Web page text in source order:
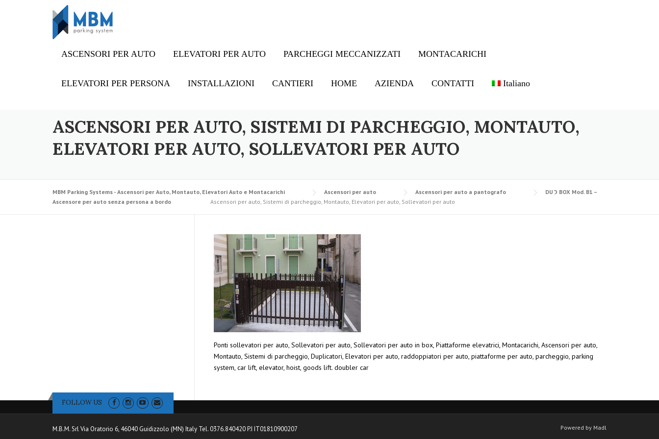
ASCENSORI PER AUTO ELEVATORI PER AUTO PARCHEGGI MECCANIZZATI MONTACARICHI
ELEVATORI PER PERSONA INSTALLAZIONI CANTIERI HOME AZIENDA CONTATTI Italiano
ASCENSORI PER AUTO, SISTEMI DI PARCHEGGIO, MONTAUTO,
ELEVATORI PER AUTO, SOLLEVATORI PER AUTO
MBM Parking Systems - Ascensori per Auto, Montauto, Elevatori Auto e Montacarichi Ascensori per auto Ascensori per auto a pantografo
DUO BOX Mod. B1 –
Ascensore per auto senza persona a bordo
Ascensori per auto, Sistemi di parcheggio, Montauto, Elevatori per auto, Sollevatori per auto
Ponti sollevatori per auto, Sollevatori per auto, Sollevatori per auto in box, Piattaforme elevatrici, Montacarichi, Ascensori per auto,
Montauto, Sistemi di parcheggio, Duplicatori, Elevatori per auto, raddoppiatori per auto, piattaforme per auto, parcheggio, parking
system, car lift, elevator, hoist, goods lift. doubler car
FOLLOW US
M.B.M. Srl Via Oratorio 6, 46040 Guidizzolo (MN) Italy Tel. 0376.840420 P.I IT01810900207 Powered by Madl